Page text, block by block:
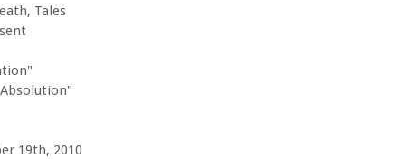
Tales
19th, 2010